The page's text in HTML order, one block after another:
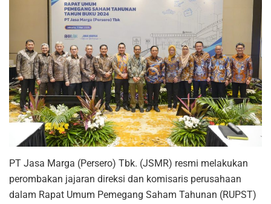
PT Jasa Marga (Persero) Tbk. (JSMR) resmi melakukan
perombakan jajaran direksi dan komisaris perusahaan
dalam Rapat Umum Pemegang Saham Tahunan (RUPST)